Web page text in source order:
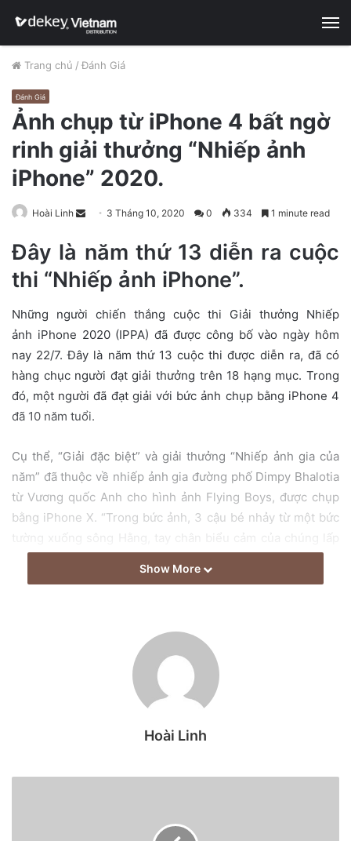
Trang chủ / Đánh Giá
Đánh Giá
Ảnh chụp từ iPhone 4 bất ngờ
rinh giải thưởng “Nhiếp ảnh
iPhone” 2020.
Hoài Linh
n
d
a
n
a
i
l
3 Tháng 10, 2020 0 334 1 minute read
Đây là năm thứ 13 diễn ra cuộc
thi “Nhiếp ảnh iPhone”.
Những người chiến thắng cuộc thi Giải thưởng Nhiếp
ảnh iPhone 2020 (IPPA) đã được công bố vào ngày hôm
nay 22/7. Đây là năm thứ 13 cuộc thi được diễn ra, đã có
hàng chục người đạt giải thưởng trên 18 hạng mục. Trong
đó, một người đã đạt giải với bức ảnh chụp bằng iPhone 4
đã 10 năm tuổi.
Cụ thể, “Giải đặc biệt” và giải thưởng “Nhiếp ảnh gia của
năm” đã thuộc về nhiếp ảnh gia đường phố Dimpy Bhalotia
từ Vương quốc Anh cho hình ảnh Flying Boys, được chụp
bằng iPhone X. “Trong bức ảnh, 3 cậu bé nhảy từ một bức
tường xuống sông Hằng, tay chân biểu cảm của chúng lấp
đầy bầu trời với cả sự căng thẳng và hồ hởi”.
Show More
Hoài Linh